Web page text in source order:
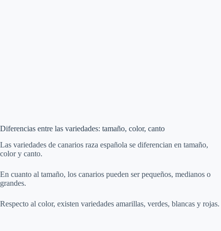
Diferencias entre las variedades: tamaño, color, canto
Las variedades de canarios raza española se diferencian en tamaño,
color y canto.
En cuanto al tamaño, los canarios pueden ser pequeños, medianos o
grandes.
Respecto al color, existen variedades amarillas, verdes, blancas y rojas.